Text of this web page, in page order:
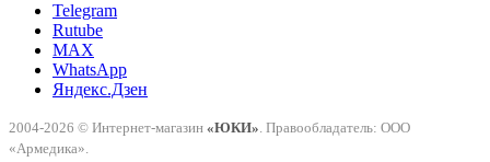
Telegram
Rutube
MAX
WhatsApp
Яндекс.Дзен
2004-2026 © Интернет-магазин «ЮКИ». Правообладатель: ООО
«Армедика».